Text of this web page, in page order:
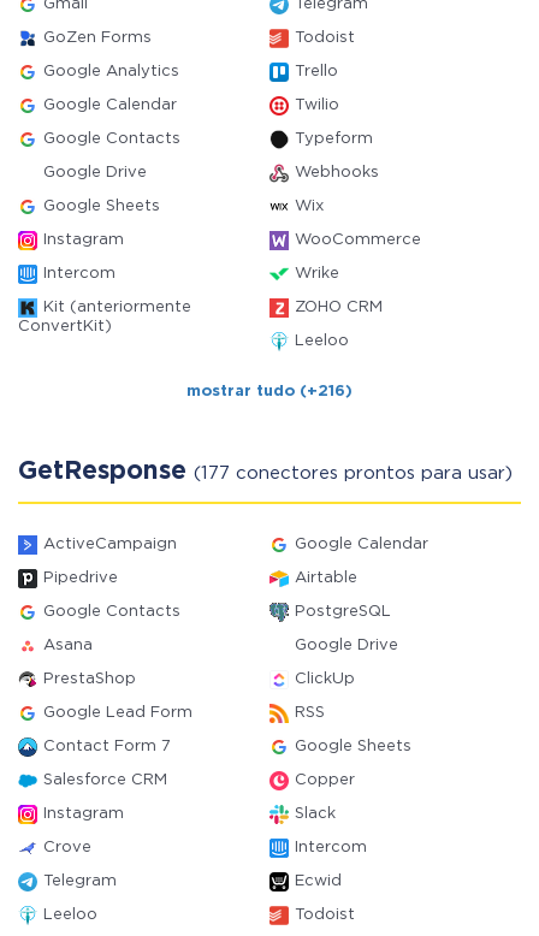
Gmail Telegram
GoZen Forms Todoist
Google Analytics Trello
Google Calendar Twilio
Google Contacts Typeform
Google Drive Webhooks
Google Sheets Wix
Instagram WooCommerce
Intercom Wrike
Kit (anteriormente
ConvertKit)
ZOHO CRM
Leeloo
mostrar tudo (+216)
GetResponse (177 conectores prontos para usar)
ActiveCampaign Google Calendar
Pipedrive Airtable
Google Contacts PostgreSQL
Asana Google Drive
PrestaShop ClickUp
Google Lead Form RSS
Contact Form 7 Google Sheets
Salesforce CRM Copper
Instagram Slack
Crove Intercom
Telegram Ecwid
Leeloo Todoist